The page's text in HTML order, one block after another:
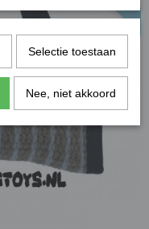
Selectie toestaan
Nee, niet akkoord